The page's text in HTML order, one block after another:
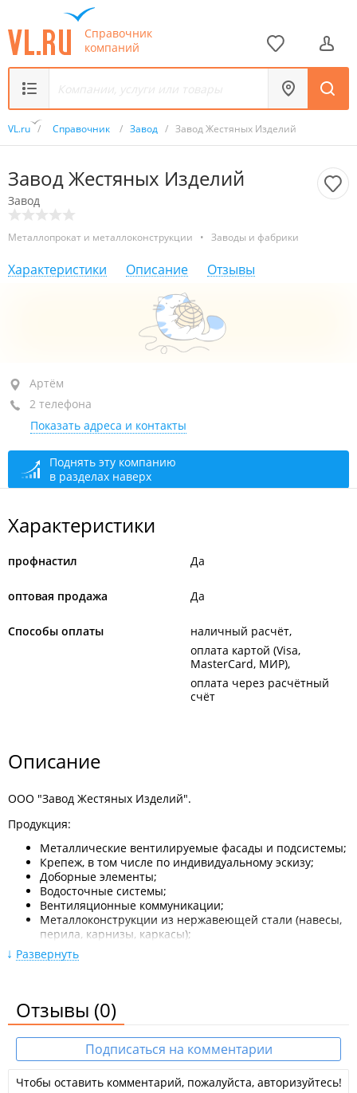
Справочник
компаний
VL.ru / Справочник / Завод / Завод Жестяных Изделий
Завод Жестяных Изделий
Завод
Металлопрокат и металлоконструкции • Заводы и фабрики
Характеристики Описание Отзывы
Артём, ул. Уткинская, 22А
+7 914 336-00-05
+7 (423) 205-34-33приемная
сегодня закрыто
Артём
2 телефона
Показать адреса и контакты
Поднять эту компанию
в разделах наверх
Характеристики
профнастил Да
оптовая продажа Да
Способы оплаты
наличный расчёт
оплата картой (Visa,
MasterCard, МИР)
оплата через расчётный
счёт
Описание
ООО "Завод Жестяных Изделий".
Продукция:
Металлические вентилируемые фасады и подсистемы;
Крепеж, в том числе по индивидуальному эскизу;
Доборные элементы;
Водосточные системы;
Вентиляционные коммуникации;
Металлоконструкции из нержавеющей стали (навесы,
перила, карнизы, каркасы);
Листовой металл;
Профлист;
Изделия:
Фасады;
Водосточные системы;
Развернуть
Отзывы (0)
Подписаться на комментарии
Чтобы оставить комментарий, пожалуйста, авторизуйтесь!